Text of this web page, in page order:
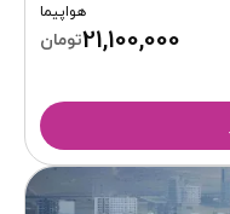
هواپیما
21,100,000تومان